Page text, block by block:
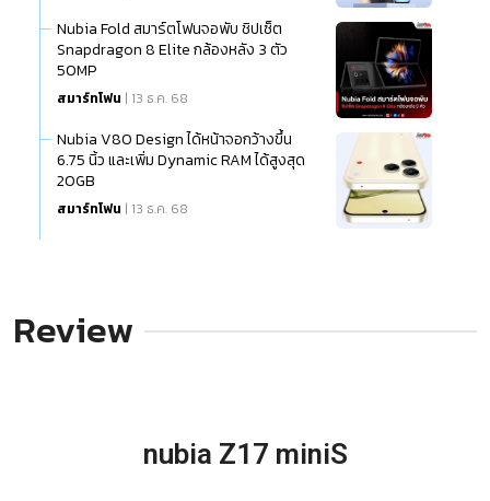
Nubia Fold สมาร์ตโฟนจอพับ ชิปเซ็ต
Snapdragon 8 Elite กล้องหลัง 3 ตัว
50MP
สมาร์ทโฟน | 13 ธ.ค. 68
Nubia V80 Design ได้หน้าจอกว้างขึ้น
6.75 นิ้ว และเพิ่ม Dynamic RAM ได้สูงสุด
20GB
สมาร์ทโฟน | 13 ธ.ค. 68
Review
nubia Z17 miniS